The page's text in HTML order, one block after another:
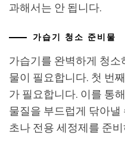
과해서는 안 됩니다.
가습기 청소 준비물
가습기를 완벽하게 청
물이 필요합니다. 첫 번
가 필요합니다. 이를 통
물질을 부드럽게 닦아낼
초나 전용 세정제를 준